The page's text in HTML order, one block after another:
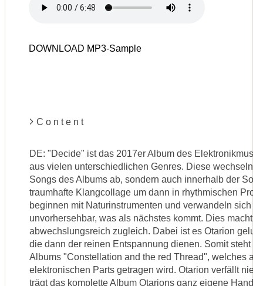
DOWNLOAD MP3-Sample
C o n t e n t
DE: "Decide" ist das 2017er Album des
aus vielen unterschiedlichen Genres. Diese wechseln
Songs des Albums ab, sondern auch innerhalb der
traumhafte Klangcollage um dann in rhythmischen
beginnen mit Naturinstrumenten und verwandeln sich
unvorhersehbar, was als nächstes kommt. Dies macht
abwechslungsreich zugleich. Dabei ist es Otarion
die dann der reinen Entspannung dienen. Somit steht
Albums "Constellation and the red Thread", welches
elektronischen Parts getragen wird. Otarion verfällt nie
trägt das komplette Album Otarions ganz eigene